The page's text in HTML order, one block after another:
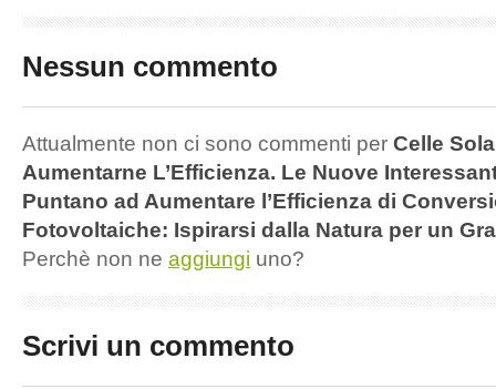
Nessun commento
Attualmente non ci sono commenti per Celle
Aumentarne L’Efficienza. Le Nuove
Puntano ad Aumentare l’Efficienza di
Fotovoltaiche: Ispirarsi dalla Natura per un
Perchè non ne aggiungi uno?
Scrivi un commento